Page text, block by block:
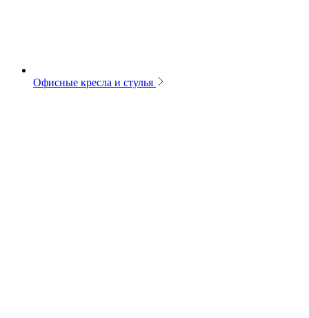
Офисные кресла и стулья